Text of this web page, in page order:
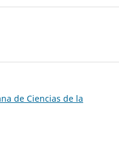
de Ciencias de la